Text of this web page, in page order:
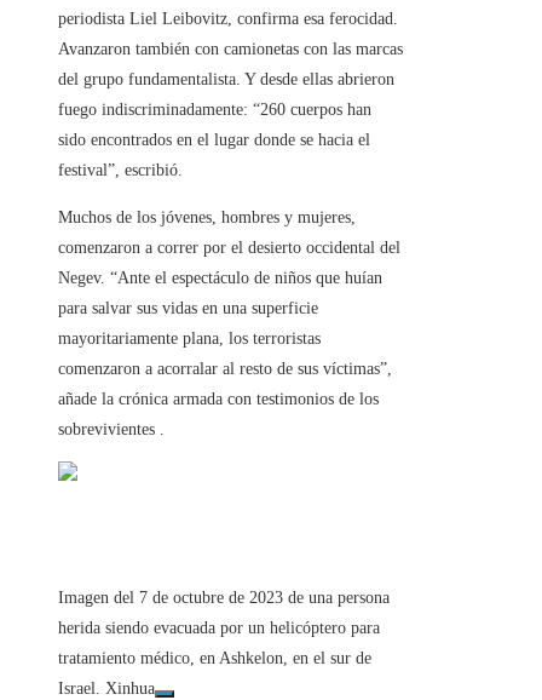
periodista Liel Leibovitz, confirma esa ferocidad.
Avanzaron también con camionetas con las marcas
del grupo fundamentalista. Y desde ellas abrieron
fuego indiscriminadamente: “260 cuerpos han
sido encontrados en el lugar donde se hacia el
festival”, escribió.
Muchos de los jóvenes, hombres y mujeres,
comenzaron a correr por el desierto occidental del
Negev. “Ante el espectáculo de niños que huían
para salvar sus vidas en una superficie
mayoritariamente plana, los terroristas
comenzaron a acorralar al resto de sus víctimas”,
añade la crónica armada con testimonios de los
sobrevivientes .
Imagen del 7 de octubre de 2023 de una persona
herida siendo evacuada por un helicóptero para
tratamiento médico, en Ashkelon, en el sur de
Israel. Xinhua